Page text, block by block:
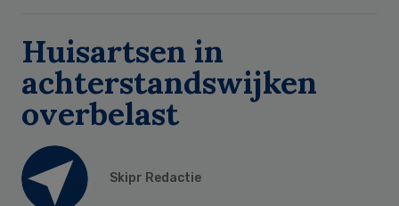
Huisartsen in
achterstandswijken
overbelast
Skipr Redactie